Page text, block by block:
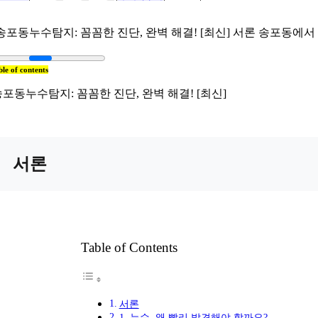
포동누수탐지: 꼼꼼한 진단, 완벽 해결! [최신] 서론 송포동에
of contents
포동누수탐지: 꼼꼼한 진단, 완벽 해결! [최신]
서론
Table of Contents
서론